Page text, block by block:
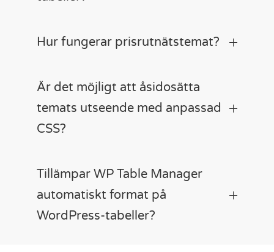
Hur fungerar prisrutnätstemat?
Är det möjligt att åsidosätta
temats utseende med anpassad
CSS?
Tillämpar WP Table Manager
automatiskt format på
WordPress-tabeller?